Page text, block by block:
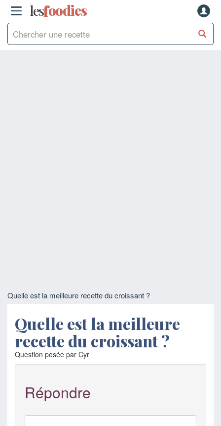
lesfoodies
Quelle est la meilleure recette du croissant ?
Quelle est la meilleure
recette du croissant ?
Question posée par Cyr
Répondre